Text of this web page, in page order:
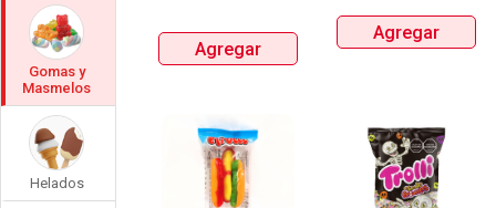
Gomas y
Masmelos
Helados
Agregar
Agregar